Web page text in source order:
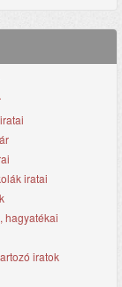
iratai
hagyatékai
iratok